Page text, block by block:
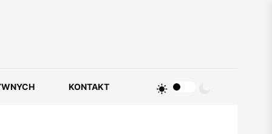
KONTAKT